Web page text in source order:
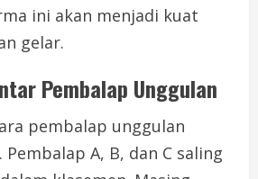
ini akan menjadi kuat
gelar.
Pembalap Unggulan
pembalap unggulan
A, B, dan C saling